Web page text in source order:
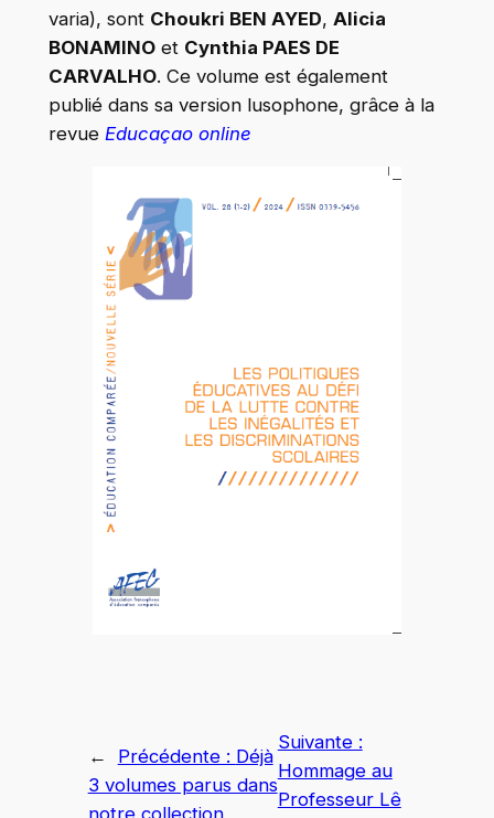
varia), sont Choukri BEN AYED, Alicia
BONAMINOet Cynthia PAES DE
CARVALHO. Ce volume est également
publié dans sa version lusophone, grâce à la
revue Educaçao online
← Précédente : Déjà
3 volumes parus dans
notre collection
Suivante :
Hommage au
Professeur Lê